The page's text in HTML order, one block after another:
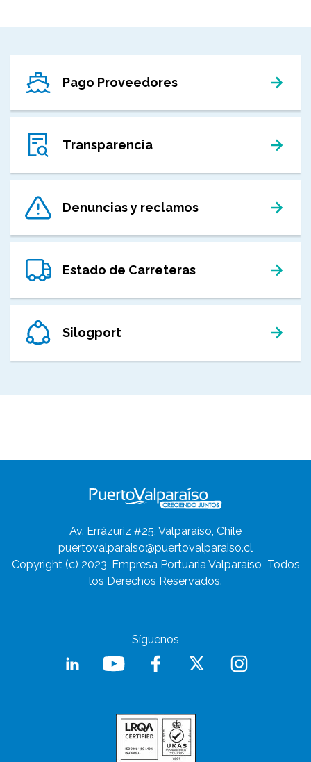
Pago Proveedores
Transparencia
Denuncias y reclamos
Estado de Carreteras
Silogport
Av. Errázuriz #25, Valparaíso, Chile
puertovalparaiso@puertovalparaiso.cl
Copyright (c) 2023, Empresa Portuaria Valparaíso Todos
los Derechos Reservados.
Síguenos